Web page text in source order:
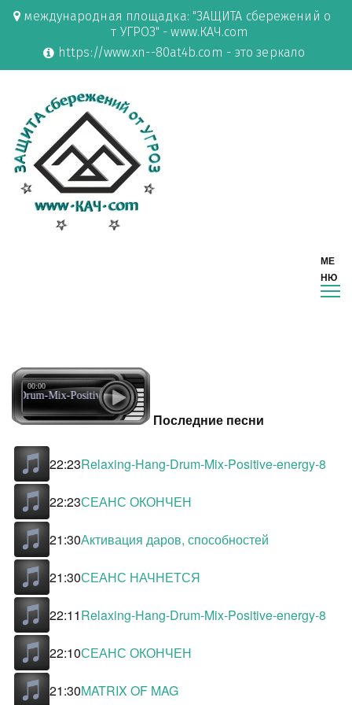
международная площадка: "ЗАЩИТА сбережений о
т УГРОЗ" - www.КАЧ.com
https://www.xn--80at4b.com - это зеркало
Drum-Mix-Positive-energy-8
00:00
Последние песни
22:23Relaxing-Hang-Drum-Mix-Positive-energy-8
22:23СЕАНС ОКОНЧЕН
21:30Активация даров, способностей
21:30СЕАНС НАЧНЕТСЯ
22:11Relaxing-Hang-Drum-Mix-Positive-energy-8
22:10СЕАНС ОКОНЧЕН
21:30MATRIX OF MAG